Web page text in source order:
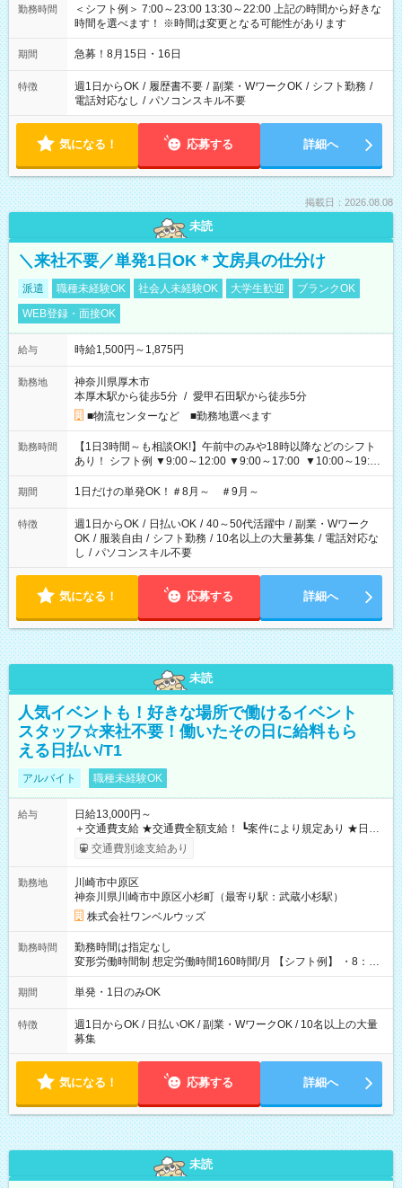
勤務時間
＜シフト例＞ 7:00～23:00 13:30～22:00 上記の時間から好きな
時間を選べます！ ※時間は変更となる可能性があります
期間 急募！8月15日・16日
特徴 週1日からOK / 履歴書不要 / 副業・WワークOK / シフト勤務 /
電話対応なし / パソコンスキル不要
気になる！ 応募する 詳細へ
掲載日：2026.08.08
未読
＼来社不要／単発1日OK＊文房具の仕分け
派遣 職種未経験OK 社会人未経験OK 大学生歓迎
ブランクOK
WEB登録・面接OK
給与 時給1,500円～1,875円
勤務地
神奈川県厚木市
本厚木駅から徒歩5分 / 愛甲石田駅から徒歩5分
■物流センターなど ■勤務地選べます
勤務時間
【1日3時間～も相談OK!】午前中のみや18時以降などのシフト
あり！ シフト例 ▼9:00～12:00 ▼9:00～17:00 ▼10:00～19:00
▼18:00～21:00
期間 1日だけの単発OK！＃8月～ ＃9月～
特徴 週1日からOK / 日払いOK / 40～50代活躍中 / 副業・Wワーク
OK / 服装自由 / シフト勤務 / 10名以上の大量募集 / 電話対応な
し / パソコンスキル不要
気になる！ 応募する 詳細へ
未読
人気イベントも！好きな場所で働けるイベント
スタッフ☆来社不要！働いたその日に給料もら
える日払い/T1
アルバイト 職種未経験OK
給与
日給13,000円～
＋交通費支給 ★交通費全額支給！ ┗案件により規定あり ★日払
いOK！（規定あり） ┗働いたその日に現金GET♪ お仕事後はコ
ンビニATMから 日払い分を引き落とせます！ 【試用期間】試
交通費別途支給あり
勤務地
川崎市中原区
神奈川県川崎市中原区小杉町（最寄り駅：武蔵小杉駅）
株式会社ワンベルウッズ
勤務時間
勤務時間は指定なし
変形労働時間制 想定労働時間160時間/月 【シフト例】 ・8：00
～21：00
期間 単発・1日のみOK
特徴
週1日からOK / 日払いOK / 副業・WワークOK / 10名以上の大量
募集
気になる！ 応募する 詳細へ
未読